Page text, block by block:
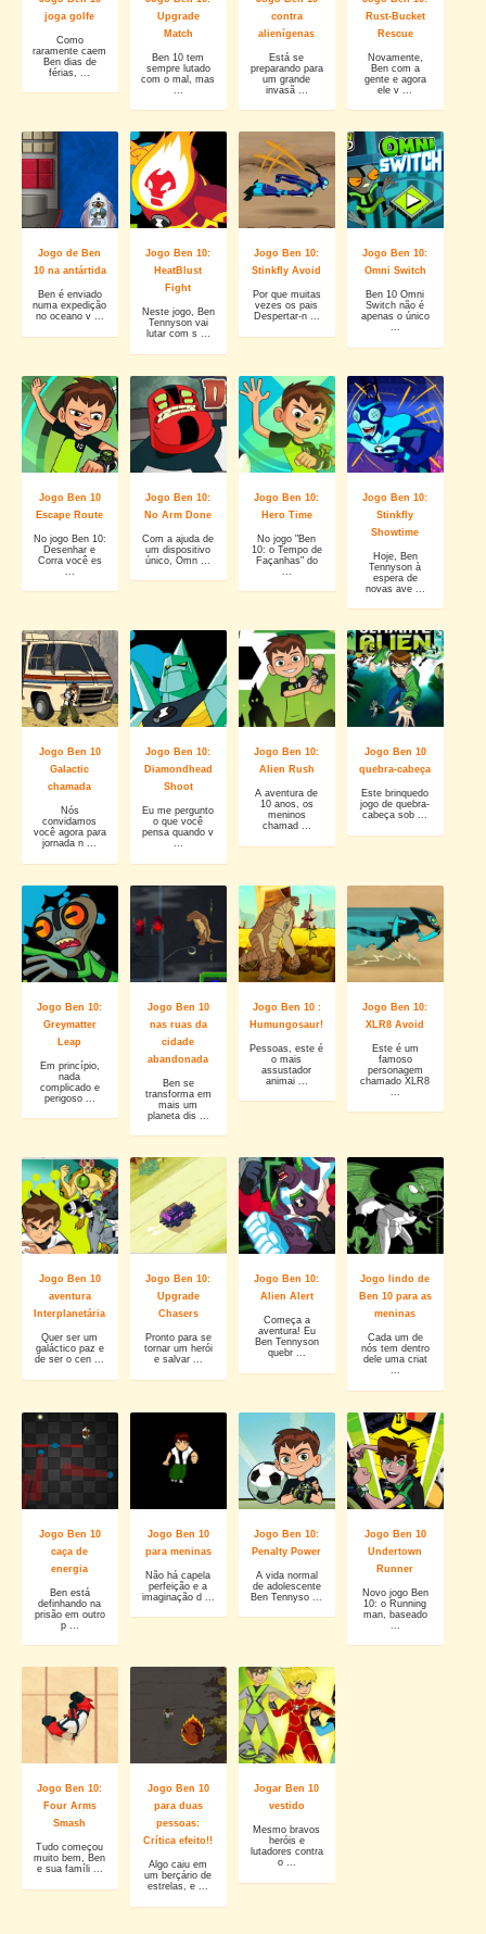
joga golfe
Como
raramente caem
Ben dias de
férias, ...
Upgrade
Match
Ben 10 tem
sempre lutado
com o mal, mas
contra
alienígenas
Está se
preparando para
um grande
invasã ...
Rust-Bucket
Rescue
Novamente,
Ben com a
gente e agora
ele v ...
Jogo de Ben
10 na antártida
Ben é enviado
numa expedição
no oceano v ...
Jogo Ben 10:
HeatBlust
Fight
Neste jogo, Ben
Tennyson vai
lutar com s ...
Jogo Ben 10:
Stinkfly Avoid
Por que muitas
vezes os pais
Despertar-n ...
Jogo Ben 10:
Omni Switch
Ben 10 Omni
Switch não é
apenas o único
...
Jogo Ben 10
Escape Route
No jogo Ben 10:
Desenhar e
Corra você es
Jogo Ben 10:
No Arm Done
Com a ajuda de
um dispositivo
único, Omn ...
Jogo Ben 10:
Hero Time
No jogo "Ben
10: o Tempo de
Façanhas" do
Jogo Ben 10:
Stinkfly
Showtime
Hoje, Ben
Tennyson à
espera de
novas ave ...
Jogo Ben 10
Galactic
chamada
Nós
convidamos
você agora para
jornada n ...
Jogo Ben 10:
Diamondhead
Shoot
Eu me pergunto
o que você
pensa quando v
...
Jogo Ben 10:
Alien Rush
A aventura de
10 anos, os
meninos
chamad ...
Jogo Ben 10
quebra-cabeça
Este brinquedo
jogo de quebra-
cabeça sob ...
Jogo Ben 10:
Greymatter
Leap
Em princípio,
nada
complicado e
perigoso ...
Jogo Ben 10
nas ruas da
cidade
abandonada
Ben se
transforma em
mais um
planeta dis ...
Jogo Ben 10 :
Humungosaur!
Pessoas, este é
o mais
assustador
animai ...
Jogo Ben 10:
XLR8 Avoid
Este é um
famoso
personagem
chamado XLR8
Jogo Ben 10
aventura
Interplanetária
Quer ser um
galáctico paz e
de ser o cen ...
Jogo Ben 10:
Upgrade
Chasers
Pronto para se
tornar um herói
e salvar ...
Jogo Ben 10:
Alien Alert
Começa a
aventura! Eu
Ben Tennyson
quebr ...
Jogo lindo de
Ben 10 para as
meninas
Cada um de
nós tem dentro
dele uma criat
...
Jogo Ben 10
caça de
energia
Ben está
definhando na
prisão em outro
p ...
Jogo Ben 10
para meninas
Não há capela
perfeição e a
imaginação d ...
Jogo Ben 10:
Penalty Power
A vida normal
de adolescente
Ben Tennyso ...
Jogo Ben 10
Undertown
Runner
Novo jogo Ben
10: o Running
man, baseado
Jogo Ben 10:
Four Arms
Smash
Tudo começou
muito bem, Ben
e sua famíli ...
Jogo Ben 10
para duas
pessoas:
Crítica efeito!!
Algo caiu em
um berçário de
estrelas, e ...
Jogar Ben 10
vestido
Mesmo bravos
heróis e
lutadores contra
o ...